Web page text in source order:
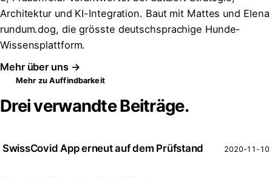
Architektur und KI-Integration. Baut mit Mattes und Elena
rundum.dog, die grösste deutschsprachige Hunde-
Wissensplattform.
Mehr über uns →
Mehr zu Auffindbarkeit
Drei verwandte Beiträge.
SwissCovid App erneut auf dem Prüfstand 2020-11-10